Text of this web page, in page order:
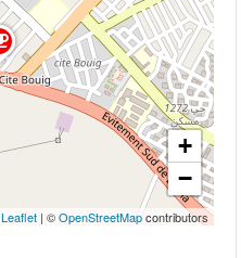
+
−
Leaflet| ©OpenStreetMapcontributors